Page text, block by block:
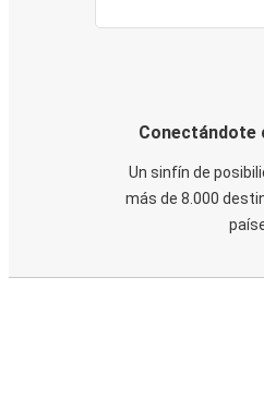
Conectándote
Un sinfín de
más de 8.000